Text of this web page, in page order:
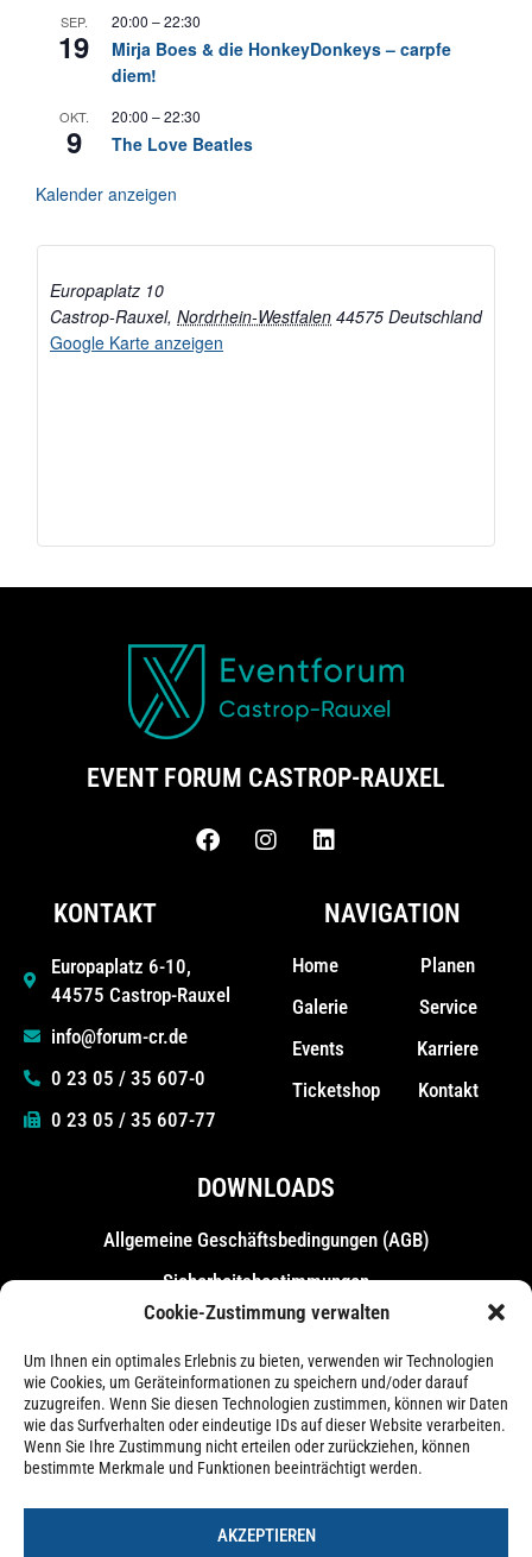
Cookie-Zustimmung verwalten
Um Ihnen ein optimales Erlebnis zu bieten, verwenden wir Technologien
wie Cookies, um Geräteinformationen zu speichern und/oder darauf
zuzugreifen. Wenn Sie diesen Technologien zustimmen, können wir Daten
wie das Surfverhalten oder eindeutige IDs auf dieser Website verarbeiten.
Wenn Sie Ihre Zustimmung nicht erteilen oder zurückziehen, können
bestimmte Merkmale und Funktionen beeinträchtigt werden.
AKZEPTIEREN
SEP.
19
20:00 –22:30
Mirja Boes & die HonkeyDonkeys – carpfe
diem!
OKT.
9
20:00 –22:30
The Love Beatles
Kalender anzeigen
Europaplatz 10
Castrop-Rauxel, Nordrhein-Westfalen 44575 Deutschland
Google Karte anzeigen
EVENT FORUM CASTROP-RAUXEL
KONTAKT
Europaplatz 6-10,
44575 Castrop-Rauxel
info@forum-cr.de
0 23 05 / 35 607-0
0 23 05 / 35 607-77
NAVIGATION
Home
Galerie
Events
Ticketshop
Planen
Service
Karriere
Kontakt
DOWNLOADS
Allgemeine Geschäfts­bedingungen (AGB)
Sicherheitsbestimmungen
Messebestimmungen